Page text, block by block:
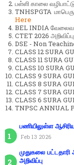
பள்ளி காலை
TNHSPGTA
Here
BEL INDIA
CTET 2026
DSE - Non
CLASS 12 SURA
CLASS 11 SURA
CLASS 10 SURA
CLASS 9 SURA
CLASS 8 SURA
CLASS 7 SURA
CLASS 6 SURA
TNPSC ANNUAL
பணியிலுள்ள
Feb 13 2026
முதுகலை
அறிவிப்பு